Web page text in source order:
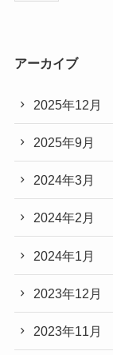
アーカイブ
2025年12月
2025年9月
2024年3月
2024年2月
2024年1月
2023年12月
2023年11月